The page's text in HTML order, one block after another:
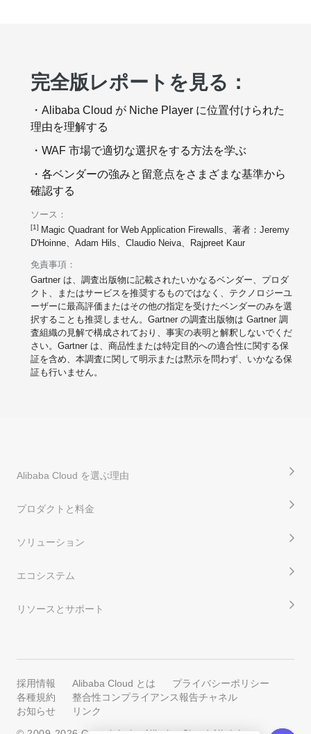
完全版レポートを見る：
・Alibaba Cloud が Niche Player に位置付けられた
理由を理解する
・WAF 市場で適切な選択をする方法を学ぶ
・各ベンダーの強みと留意点をさまざまな基準から
確認する
ソース：
[1] Magic Quadrant for Web Application Firewalls、著者：Jeremy
D'Hoinne、Adam Hils、Claudio Neiva、Rajpreet Kaur
免責事項：
Gartner は、調査出版物に記載されたいかなるベンダー、プロダ
クト、またはサービスを推奨するものではなく、テクノロジーユ
ーザーに最高評価またはその他の指定を受けたベンダーのみを選
択することも推奨しません。Gartner の調査出版物は Gartner 調
査組織の見解で構成されており、事実の表明と解釈しないでくだ
さい。Gartner は、商品性または特定目的への適合性に関する保
証を含め、本調査に関して明示または黙示を問わず、いかなる保
証も行いません。
Alibaba Cloud を選ぶ理由
プロダクトと料金
ソリューション
エコシステム
リソースとサポート
採用情報 Alibaba Cloud とは
プライバシーポリシー
各種規約
整合性コンプライアンス報告チャネル
お知らせ
リンク